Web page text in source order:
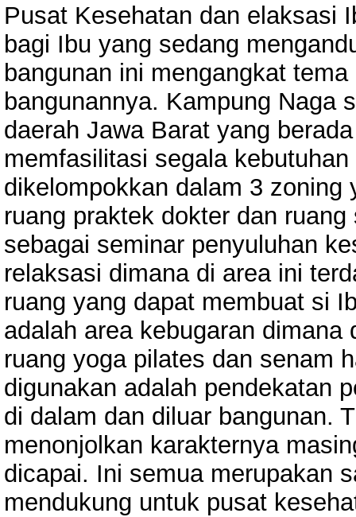
Pusat Kesehatan dan elaksasi
bagi Ibu yang sedang
bangunan ini mengangkat
bangunannya. Kampung Naga
daerah Jawa Barat yang
memfasilitasi segala
dikelompokkan dalam 3 zoning
ruang praktek dokter dan
sebagai seminar penyuluhan
relaksasi dimana di area ini
ruang yang dapat membuat si
adalah area kebugaran
ruang yoga pilates dan senam
digunakan adalah pendekatan
di dalam dan diluar bangunan.
menonjolkan karakternya
dicapai. Ini semua merupakan
mendukung untuk pusat